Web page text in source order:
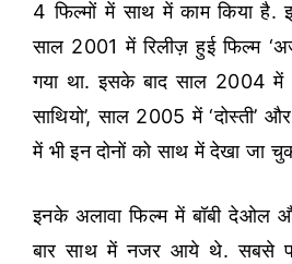
4 फिल्मों में साथ में काम किया है.
साल 2001 में रिलीज़ हुई फिल्म
गया था. इसके बाद साल 2004 में
साथियो’, साल 2005 में ‘दोस्ती’
में भी इन दोनों को साथ में देखा जा
इनके अलावा फिल्म में बॉबी देओल
बार साथ में नजर आये थे. सबसे